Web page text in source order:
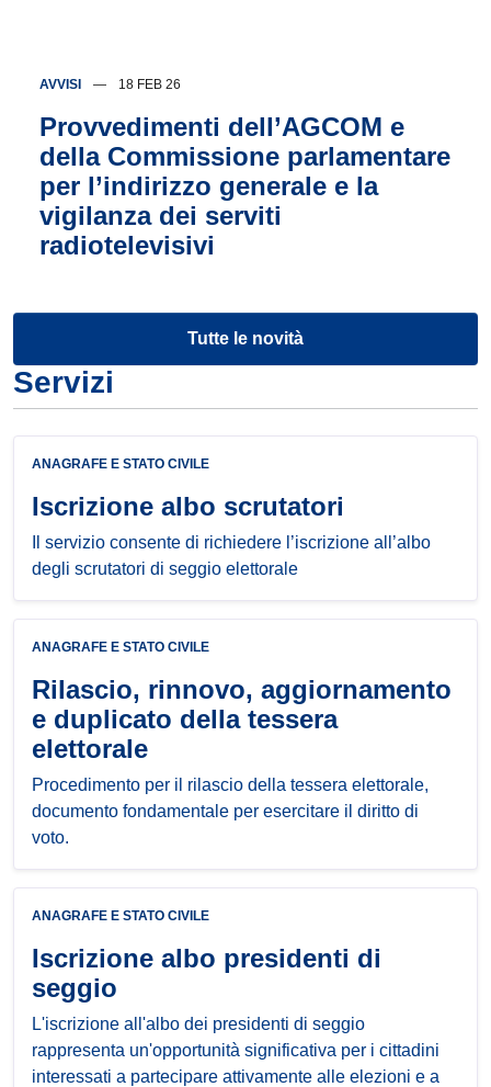
AVVISI 18 FEB 26
Provvedimenti dell’AGCOM e
della Commissione parlamentare
per l’indirizzo generale e la
vigilanza dei serviti
radiotelevisivi
Tutte le novità
Servizi
ANAGRAFE E STATO CIVILE
Iscrizione albo scrutatori
Il servizio consente di richiedere l’iscrizione all’albo
degli scrutatori di seggio elettorale
ANAGRAFE E STATO CIVILE
Rilascio, rinnovo, aggiornamento
e duplicato della tessera
elettorale
Procedimento per il rilascio della tessera elettorale,
documento fondamentale per esercitare il diritto di
voto.
ANAGRAFE E STATO CIVILE
Iscrizione albo presidenti di
seggio
L'iscrizione all'albo dei presidenti di seggio
rappresenta un'opportunità significativa per i cittadini
interessati a partecipare attivamente alle elezioni e a